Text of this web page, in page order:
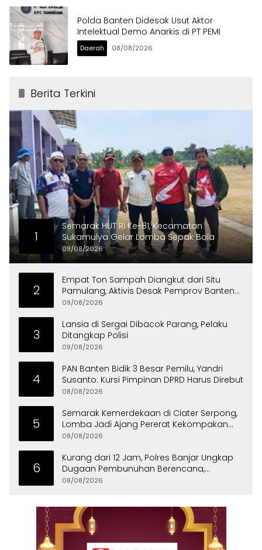
Polda Banten Didesak Usut Aktor
Intelektual Demo Anarkis di PT PEMI
Daerah 08/08/2026
Berita Terkini
1
Semarak HUT RI Ke-81, Kecamatan
Sukamulya Gelar Lomba Sepak Bola
09/08/2026
2
Empat Ton Sampah Diangkut dari Situ
Pamulang, Aktivis Desak Pemprov Banten
Peduli Lingkungan
09/08/2026
3
Lansia di Sergai Dibacok Parang, Pelaku
Ditangkap Polisi
09/08/2026
4
PAN Banten Bidik 3 Besar Pemilu, Yandri
Susanto: Kursi Pimpinan DPRD Harus Direbut
08/08/2026
5
Semarak Kemerdekaan di Ciater Serpong,
Lomba Jadi Ajang Pererat Kekompakan
Warga
08/08/2026
6
Kurang dari 12 Jam, Polres Banjar Ungkap
Dugaan Pembunuhan Berencana,
Tersangka Diciduk di Bandung
08/08/2026